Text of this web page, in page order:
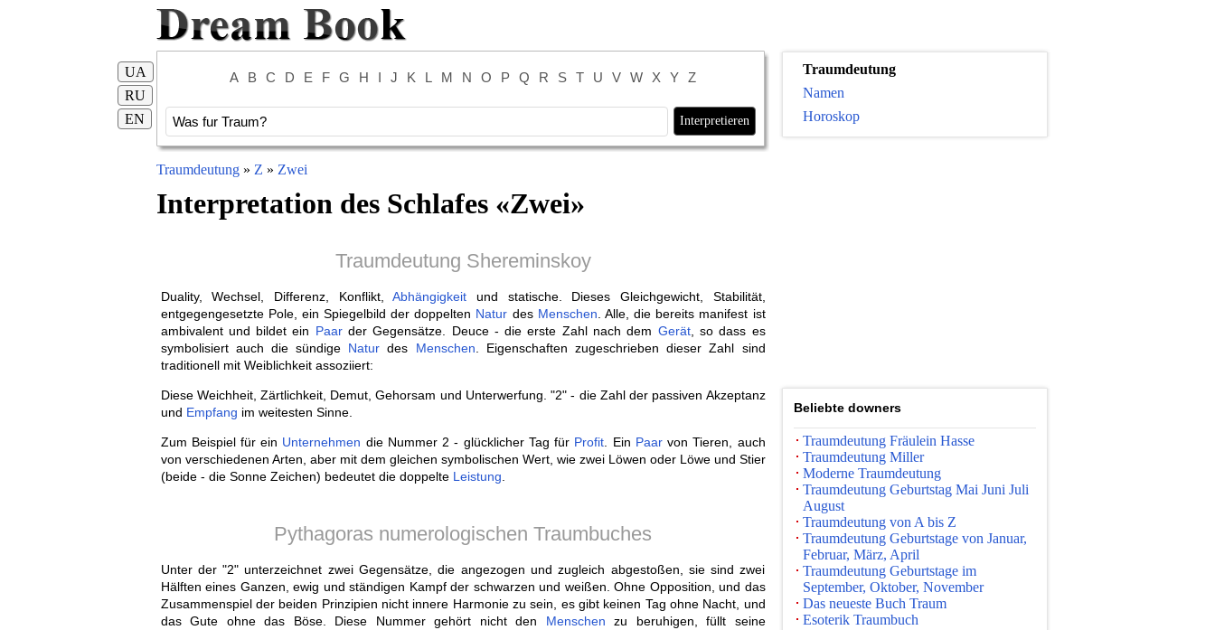
A B C D E F G H I J K L M N O P Q R S T U V W X Y Z
UA
RU
EN
Traumdeutung» Z » Zwei
Interpretation des Schlafes «Zwei»
Traumdeutung Shereminskoy
Duality, Wechsel, Differenz, Konflikt,Abhängigkeit und statische. Dieses Gleichgewicht, Stabilität,
entgegengesetzte Pole, ein Spiegelbild der doppelten Natur des Menschen . Alle, die bereits manifest ist
ambivalent und bildet ein Paarder Gegensätze. Deuce - die erste Zahl nach dem Gerät, so dass es
symbolisiert auch die sündige Natur des Menschen . Eigenschaften zugeschrieben dieser Zahl sind
traditionell mit Weiblichkeit assoziiert:
Diese Weichheit, Zärtlichkeit, Demut, Gehorsam und Unterwerfung. "2" - die Zahl der passiven Akzeptanz
und Empfang im weitesten Sinne.
Zum Beispiel für ein Unternehmen die Nummer 2 - glücklicher Tag für Profit . Ein Paarvon Tieren, auch
von verschiedenen Arten, aber mit dem gleichen symbolischen Wert, wie zwei Löwen oder Löwe und Stier
(beide - die Sonne Zeichen) bedeutet die doppelte Leistung
Pythagoras numerologischen Traumbuches
Unter der "2" unterzeichnet zwei Gegensätze, die angezogen und zugleich abgestoßen, sie sind zwei
Hälften eines Ganzen, ewig und ständigen Kampf der schwarzen und weißen. Ohne Opposition, und das
Zusammenspiel der beiden Prinzipien nicht innere Harmonie zu sein, es gibt keinen Tag ohne Nacht, und
das Gute ohne das Böse. Diese Nummer gehört nicht den Menschen zu beruhigen, füllt seine
Traumdeutung
Namen
Horoskop
Beliebte downers
Traumdeutung Fräulein Hasse
Traumdeutung Miller
Moderne Traumdeutung
Traumdeutung Geburtstag Mai Juni Juli
August
Traumdeutung von A bis Z
Traumdeutung Geburtstage von Januar,
Februar, März, April
Traumdeutung Geburtstage im
September, Oktober, November
Das neueste Buch Traum
Esoterik Traumbuch